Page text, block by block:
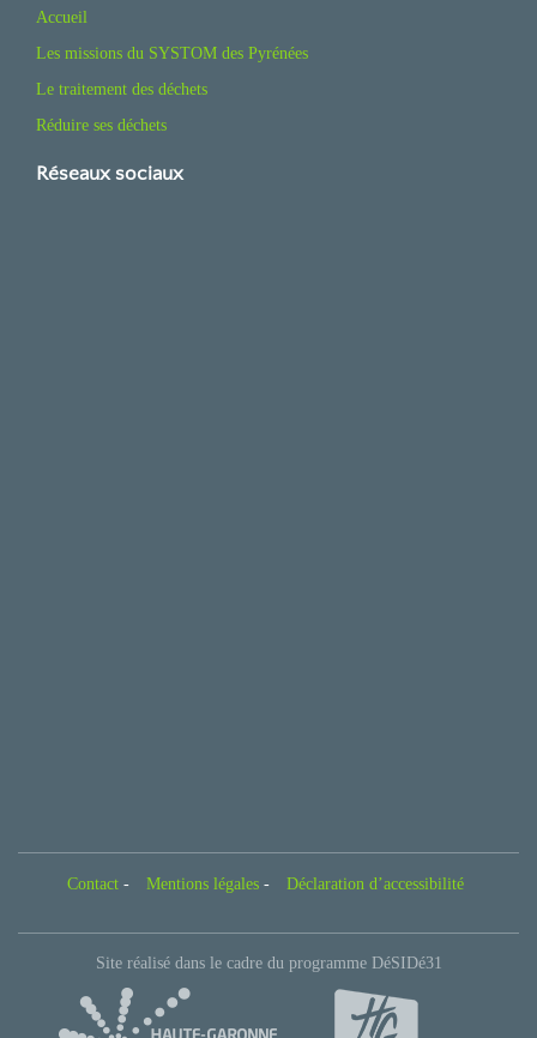
Accueil
Les missions du SYSTOM des Pyrénées
Le traitement des déchets
Réduire ses déchets
Réseaux sociaux
Contact - Mentions légales - Déclaration d’accessibilité
Site réalisé dans le cadre du programme DéSIDé31